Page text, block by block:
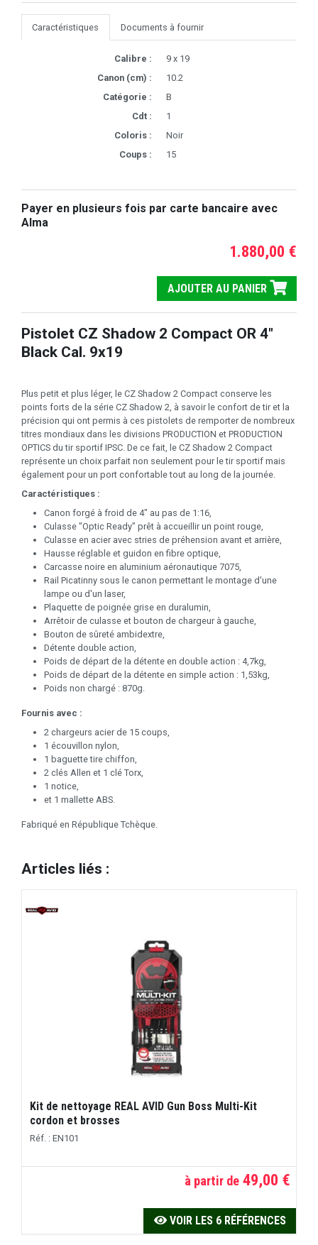
Caractéristiques Documents à fournir
Calibre :
9 x 19
Canon (cm) :
10.2
Catégorie :
B
Cdt :
1
Coloris :
Noir
Coups :
15
Payer en plusieurs fois par carte bancaire avec
Alma
1.880,00 €
AJOUTER AU PANIER
Pistolet CZ Shadow 2 Compact OR 4"
Black Cal. 9x19
Plus petit et plus léger, le CZ Shadow 2 Compact conserve les
points forts de la série CZ Shadow 2, à savoir le confort de tir et la
précision qui ont permis à ces pistolets de remporter de nombreux
titres mondiaux dans les divisions PRODUCTION et PRODUCTION
OPTICS du tir sportif IPSC. De ce fait, le CZ Shadow 2 Compact
représente un choix parfait non seulement pour le tir sportif mais
également pour un port confortable tout au long de la journée.
Caractéristiques :
Canon forgé à froid de 4" au pas de 1:16,
Culasse "Optic Ready" prêt à accueillir un point rouge,
Culasse en acier avec stries de préhension avant et arrière,
Hausse réglable et guidon en fibre optique,
Carcasse noire en aluminium aéronautique 7075,
Rail Picatinny sous le canon permettant le montage d'une
lampe ou d'un laser,
Plaquette de poignée grise en duralumin,
Arrêtoir de culasse et bouton de chargeur à gauche,
Bouton de sûreté ambidextre,
Détente double action,
Poids de départ de la détente en double action : 4,7kg,
Poids de départ de la détente en simple action : 1,53kg,
Poids non chargé : 870g.
Fournis avec :
2 chargeurs acier de 15 coups,
1 écouvillon nylon,
1 baguette tire chiffon,
2 clés Allen et 1 clé Torx,
1 notice,
et 1 mallette ABS.
Fabriqué en République Tchèque.
Articles liés :
Kit de nettoyage REAL AVID Gun Boss Multi-Kit
cordon et brosses
Réf. : EN101
à partir de 49,00 €
VOIR LES 6 RÉFÉRENCES